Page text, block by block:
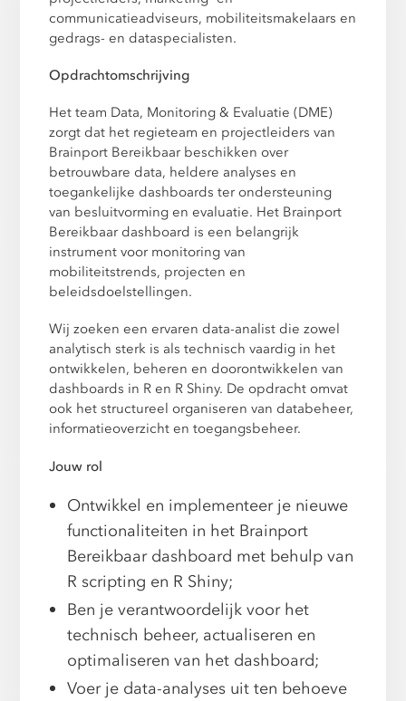
communicatieadviseurs, mobiliteitsmakelaars en
gedrags- en dataspecialisten.
Opdrachtomschrijving
Het team Data, Monitoring & Evaluatie (DME)
zorgt dat het regieteam en projectleiders van
Brainport Bereikbaar beschikken over
betrouwbare data, heldere analyses en
toegankelijke dashboards ter ondersteuning
van besluitvorming en evaluatie. Het Brainport
Bereikbaar dashboard is een belangrijk
instrument voor monitoring van
mobiliteitstrends, projecten en
beleidsdoelstellingen.
Wij zoeken een ervaren data-analist die zowel
analytisch sterk is als technisch vaardig in het
ontwikkelen, beheren en doorontwikkelen van
dashboards in R en R Shiny. De opdracht omvat
ook het structureel organiseren van databeheer,
informatieoverzicht en toegangsbeheer.
Jouw rol
Ontwikkel en implementeer je nieuwe
functionaliteiten in het Brainport
Bereikbaar dashboard met behulp van
R scripting en R Shiny;
Ben je verantwoordelijk voor het
technisch beheer, actualiseren en
optimaliseren van het dashboard;
Voer je data-analyses uit ten behoeve